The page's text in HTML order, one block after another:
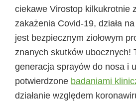
ciekawe Virostop kilkukrotnie
zakażenia Covid-19, działa
jest bezpiecznym ziołowym
znanych skutków ubocznych!
generacja sprayów do nosa i
potwierdzone badaniami
działanie względem